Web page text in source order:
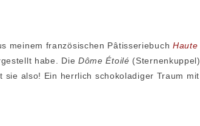
meinem französischen Pâtisseriebuch Haute
habe. Die Dôme Étoilé (Sternenkuppel)
also! Ein herrlich schokoladiger Traum mit